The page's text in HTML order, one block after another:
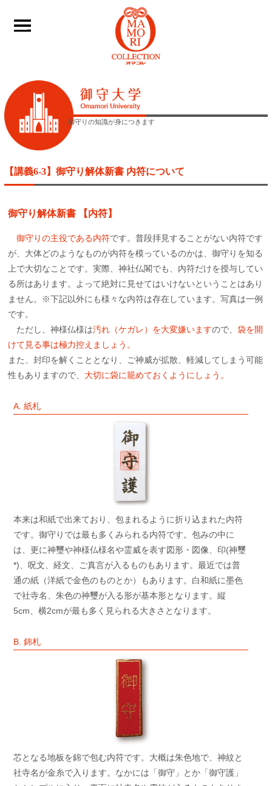
____
御守りの知識が身につきます
【講義6-3】御守り解体新書 内符について
御守り解体新書 【内符】
御守りの主役である内符です。普段拝見することがない内符です
が、大体どのようなものが内符を模っているのかは、御守りを知る
上で大切なことです。実際、神社仏閣でも、内符だけを授与してい
る所はあります。よって絶対に見せてはいけないということはあり
ません。※下記以外にも様々な内符は存在しています。写真は一例
です。
ただし、神様仏様は汚れ（ケガレ）を大変嫌いますので、袋を開
けて見る事は極力控えましょう。
また、封印を解くこととなり、ご神威が拡散、軽減してしまう可能
性もありますので、 大切に袋に籠めておくようにしょう。
A. 紙札
本来は和紙で出来ており、包まれるように折り込まれた内符
です。御守りでは最も多くみられる内符です。包みの中に
は、更に神璽や神様仏様名や霊威を表す図形・図像、印(神璽
*)、呪文、経文、ご真言が入るものもあります。最近では普
通の紙（洋紙で金色のものとか）もあります。白和紙に墨色
で社寺名、朱色の神璽が入る形が基本形となります。縦
5cm、横2cmが最も多く見られる大きさとなります。
B. 錦札
芯となる地板を錦で包む内符です。大概は朱色地で、神紋と
社寺名が金糸で入ります。なかには「御守」とか「御守護」